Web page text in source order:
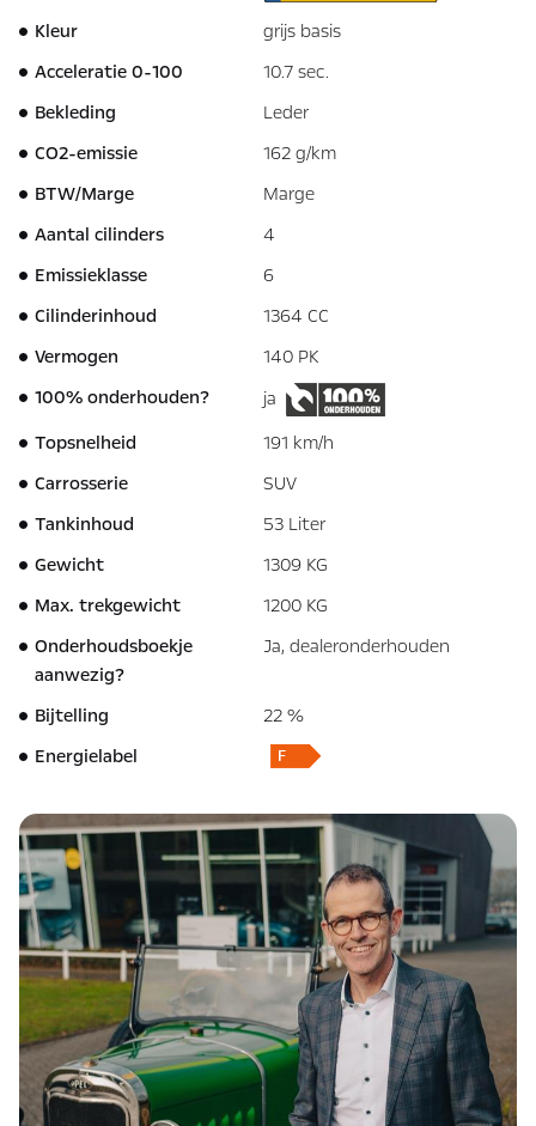
Kleur
grijs basis
Acceleratie 0-100
10.7 sec.
Bekleding
Leder
CO2-emissie
162 g/km
BTW/Marge
Marge
Aantal cilinders
4
Emissieklasse
6
Cilinderinhoud
1364 CC
Vermogen
140 PK
100% onderhouden?
ja
Topsnelheid
191 km/h
Carrosserie
SUV
Tankinhoud
53 Liter
Gewicht
1309 KG
Max. trekgewicht
1200 KG
Onderhoudsboekje
aanwezig?
Ja, dealeronderhouden
Bijtelling
22 %
Energielabel